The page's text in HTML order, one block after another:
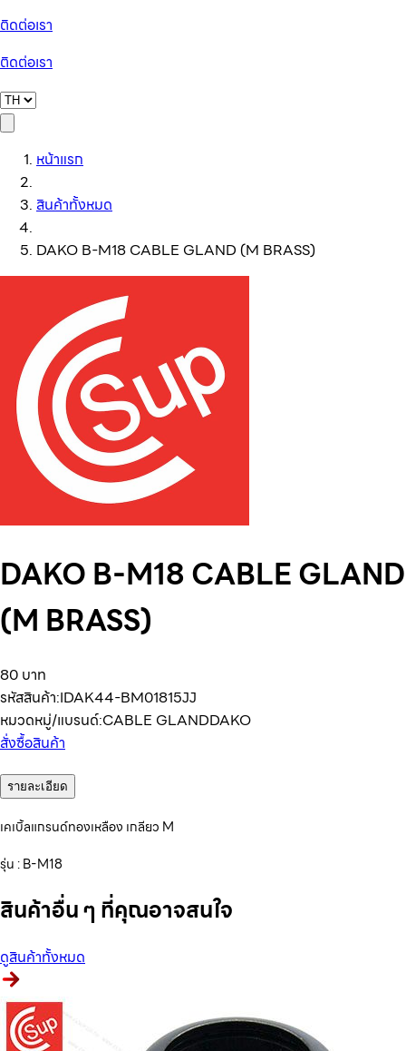
ติดต่อเรา
ติดต่อเรา
หน้าแรก
สินค้าทั้งหมด
DAKO B-M18 CABLE GLAND (M BRASS)
DAKO B-M18 CABLE GLAND
(M BRASS)
80 บาท
รหัสสินค้า:IDAK44-BM01815JJ
หมวดหมู่/แบรนด์:CABLE GLANDDAKO
สั่งซื้อสินค้า
รายละเอียด
เคเบิ้ลแกรนด์ทองเหลือง เกลียว M
รุ่น : B-M18
สินค้าอื่น ๆ ที่คุณอาจสนใจ
ดูสินค้าทั้งหมด